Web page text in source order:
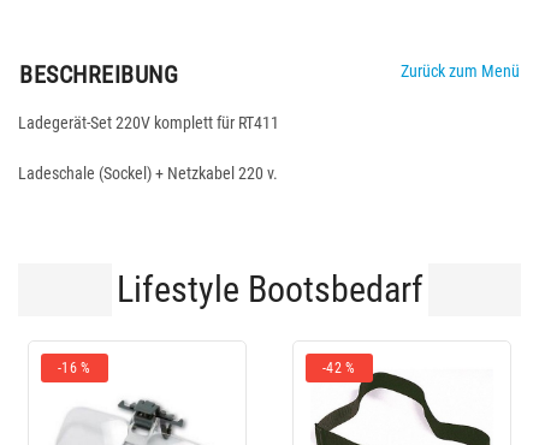
BESCHREIBUNG Zurück zum Menü
Ladegerät-Set 220V komplett für RT411
Ladeschale (Sockel) + Netzkabel 220 v.
Lifestyle Bootsbedarf